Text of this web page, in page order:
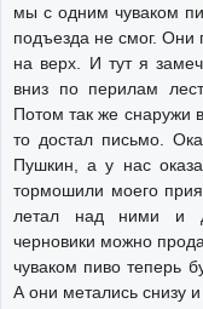
мы с одним чуваком
подъезда не смог. Они
на верх. И тут я
вниз по перилам
Потом так же снаружи
то достал письмо.
Пушкин, а у нас
тормошили моего
летал над ними и
черновики можно
чуваком пиво теперь
А они метались снизу